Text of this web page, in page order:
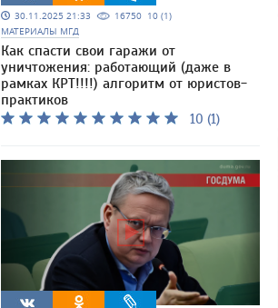
30.11.2025 21:33 16750 10 (1)
МАТЕРИАЛЫ МГД
Как спасти свои гаражи от
уничтожения: работающий (даже в
рамках КРТ!!!!) алгоритм от юристов-
практиков
10 (1)